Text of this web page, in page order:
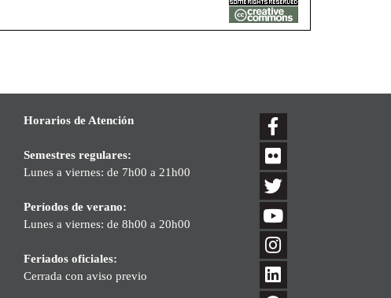
Horarios de Atención
Semestres regulares:
Lunes a viernes: de 7h00 a 21h00
Períodos de verano:
Lunes a viernes: de 8h00 a 20h00
Feriados oficiales:
Cerrada con aviso previo